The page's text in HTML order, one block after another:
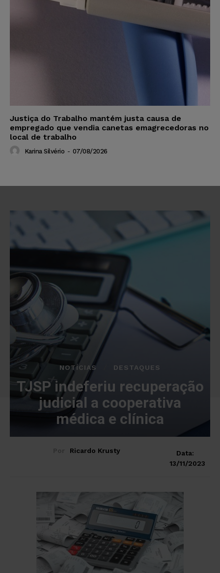
Justiça do Trabalho mantém justa causa de
empregado que vendia canetas emagrecedoras no
local de trabalho
Karina Silvério - 07/08/2026